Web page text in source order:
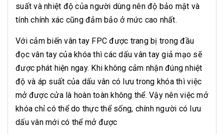
suất và nhiệt độ của người dùng nên độ bảo mật và
tính chính xác cũng đảm bảo ở mức cao nhất.
Với cảm biến vân tay FPC được trang bị trong đầu
đọc vân tay của khóa thì các dấu vân tay giả mạo sẽ
được phát hiện ngay. Khi không cảm nhận đúng nhiệt
độ và áp suất của dấu vân có lưu trong khóa thì việc
mở được cửa là hoàn toàn không thể. Vậy nên việc mở
khóa chỉ có thể do thực thể sống, chính người có lưu
dấu vân mới có thể mở được